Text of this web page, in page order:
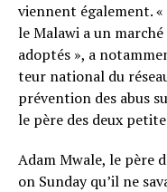
viennent également. «
le Malawi a un
adop­tés », a
teur natio­nal du
préven­tion des abus
le père des deux
Adam Mwale, le père
on Sunday qu’il ne